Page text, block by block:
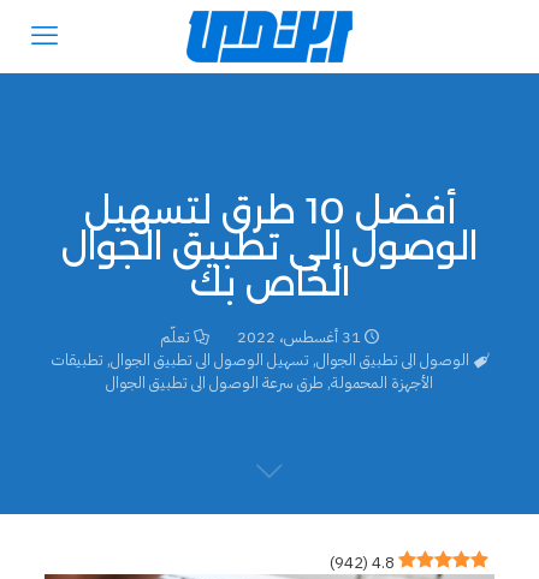
أفضل 10 طرق لتسهيل
الوصول إلى تطبيق الجوال
الخاص بك
31 أغسطس، 2022
تعلّم
الوصول الى تطبيق الجوال, تسهيل الوصول الى تطبيق الجوال, تطبيقات
الأجهزة المحمولة, طرق سرعة الوصول الى تطبيق الجوال
4.8
(
942
)